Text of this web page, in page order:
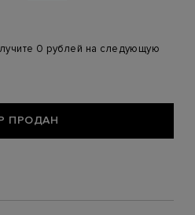
0 рублей на следующую
ПРОДАН